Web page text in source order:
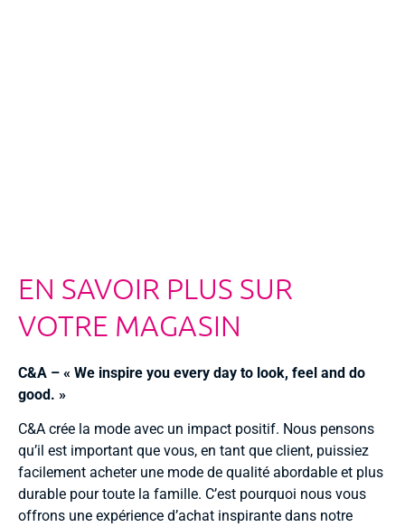
EN SAVOIR PLUS SUR
VOTRE MAGASIN
C&A – « We inspire you every day to look, feel and do
good. »
C&A crée la mode avec un impact positif. Nous pensons
qu’il est important que vous, en tant que client, puissiez
facilement acheter une mode de qualité abordable et plus
durable pour toute la famille. C’est pourquoi nous vous
offrons une expérience d’achat inspirante dans notre